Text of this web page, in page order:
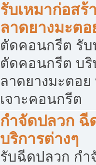
รับเหมาก่อส
ลาดยางมะต
ตัดคอนกรีต รับ
ตัดคอนกรีต บริ
ลาดยางมะตอ
เจาะคอนกรีต
กำจัดปลวก ฉี
บริการต่างๆ
รับฉีดปลวก กำ